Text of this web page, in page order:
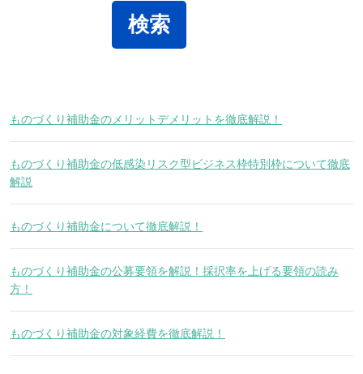
ものづくり補助金のメリットデメリットを徹底解説！
ものづくり補助金の低感染リスク型ビジネス枠特別枠について徹底
解説
ものづくり補助金について徹底解説！
ものづくり補助金の公募要領を解説！採択率を上げる要領の読み
方！
ものづくり補助金の対象経費を徹底解説！